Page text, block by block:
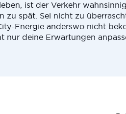
ist der Verkehr
zu spät. Sei nicht zu
Energie anderswo nicht
nur deine Erwartungen